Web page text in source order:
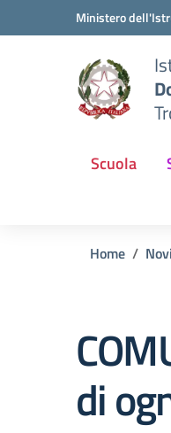
Vai ai contenuti
Vai al menu di navigazione
Ministero
Scuola
Home
di